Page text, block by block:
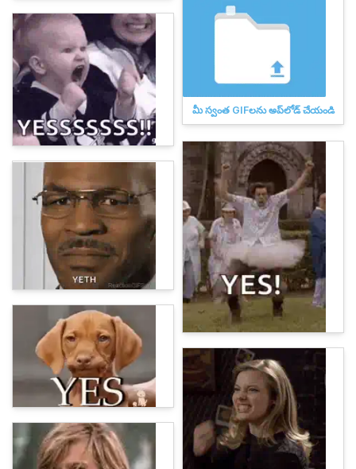
మీ స్వంత GIFలను అప్‌లోడ్ చేయండి